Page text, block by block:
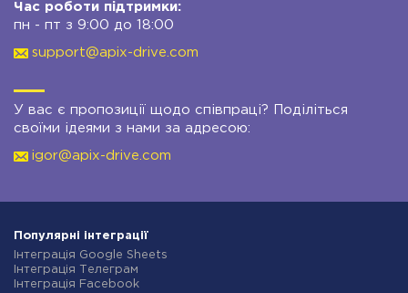
Час роботи підтримки:
пн - пт з 9:00 до 18:00
support@apix-drive.com
У вас є пропозиції щодо співпраці? Поділіться
своїми ідеями з нами за адресою:
igor@apix-drive.com
Популярні інтеграції
Інтеграція Google Sheets
Інтеграція Телеграм
Інтеграція Facebook